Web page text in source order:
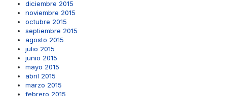
diciembre 2015
noviembre 2015
octubre 2015
septiembre 2015
agosto 2015
julio 2015
junio 2015
mayo 2015
abril 2015
marzo 2015
febrero 2015